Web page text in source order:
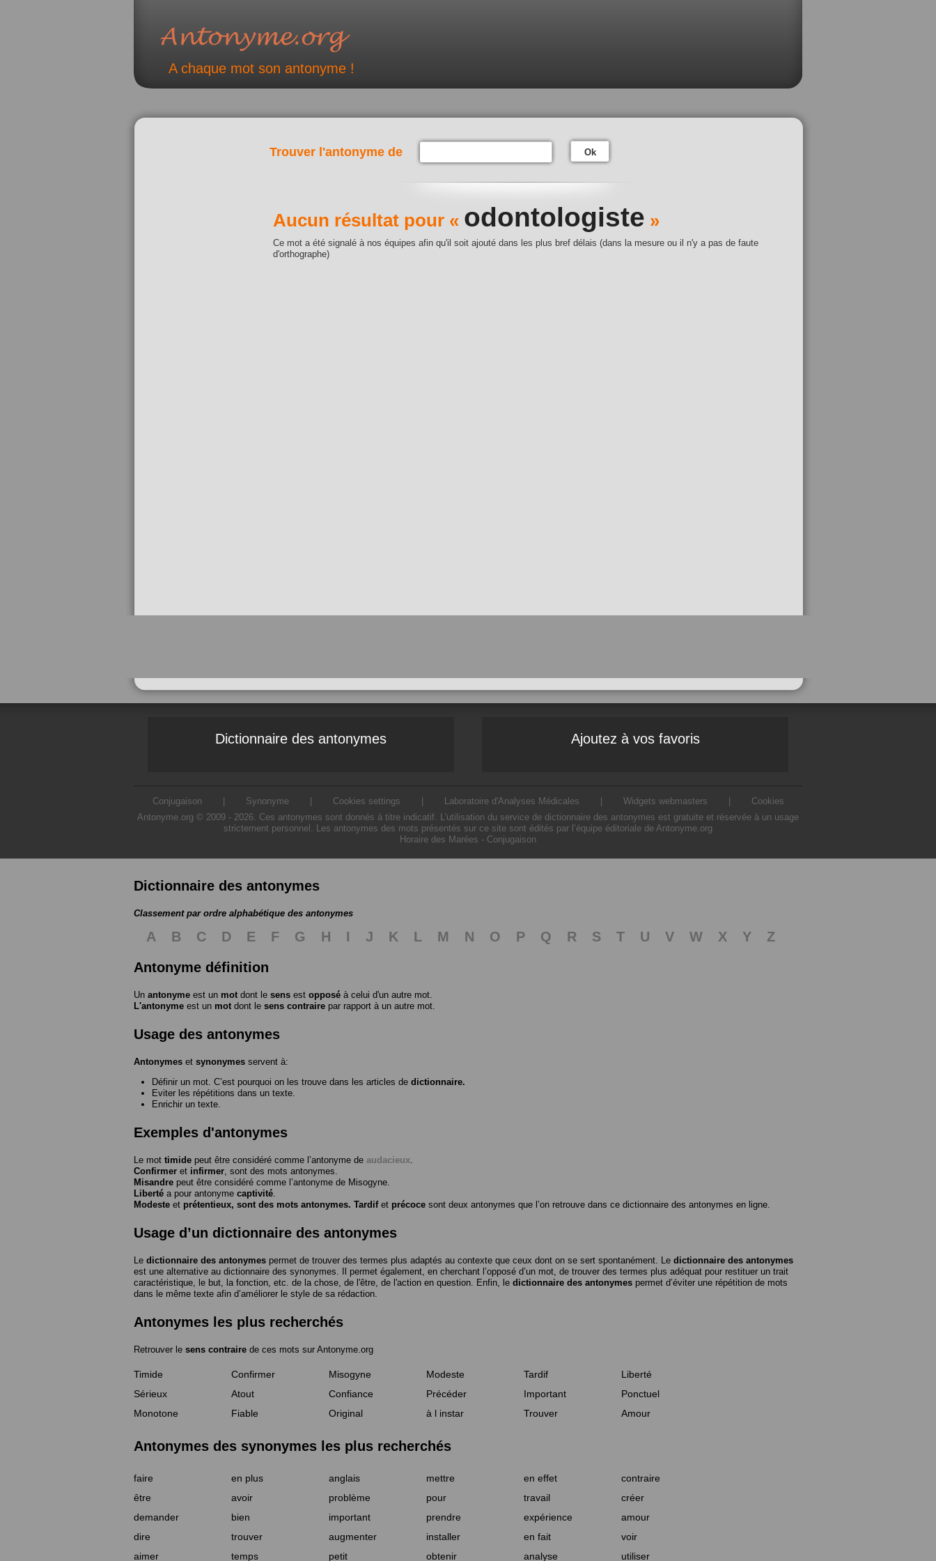
A chaque mot son antonyme !
Trouver l'antonyme de Ok
Aucun résultat pour « odontologiste »
Ce mot a été signalé à nos équipes afin qu'il soit ajouté dans les plus bref délais (dans la mesure ou il n'y a pas de faute
d'orthographe)
Dictionnaire des antonymes Ajoutez à vos favoris
Conjugaison Synonyme Cookies settings Laboratoire d'Analyses Médicales Widgets webmasters
Cookies
Antonyme.org © 2009 - 2026. Ces antonymes sont donnés à titre indicatif. L'utilisation du service de dictionnaire des antonymes est gratuite et réservée à un usage
strictement personnel. Les antonymes des mots présentés sur ce site sont édités par l’équipe éditoriale de Antonyme.org
Horaire des Marées - Conjugaison
Dictionnaire des antonymes
Classement par ordre alphabétique des antonymes
A B C D E F G H I J K L M N O P Q R S T U V W X Y
Z
Antonyme définition
Un antonyme est un mot dont le sens est opposé à celui d'un autre mot.
L'antonyme est un mot dont le sens contraire par rapport à un autre mot.
Usage des antonymes
Antonymes et synonymes servent à:
Définir un mot. C’est pourquoi on les trouve dans les articles de dictionnaire.
Eviter les répétitions dans un texte.
Enrichir un texte.
Exemples d'antonymes
Le mot timide peut être considéré comme l’antonyme de audacieux
Confirmer et infirmer , sont des mots antonymes.
Misandre peut être considéré comme l’antonyme de Misogyne
Liberté a pour antonyme captivité
Modeste et prétentieux, sont des mots antonymes. Tardifet précoce sont deux antonymes que l’on retrouve dans ce dictionnaire des antonymes en ligne.
Usage d’un dictionnaire des antonymes
Le dictionnaire des antonymes permet de trouver des termes plus adaptés au contexte que ceux dont on se sert spontanément. Le dictionnaire des antonymes
est une alternative au dictionnaire des synonymes. Il permet également, en cherchant l’opposé d’un mot, de trouver des termes plus adéquat pour restituer un trait
caractéristique, le but, la fonction, etc. de la chose, de l'être, de l'action en question. Enfin, le dictionnaire des antonymes permet d’éviter une répétition de mots
dans le même texte afin d’améliorer le style de sa rédaction.
Antonymes les plus recherchés
Retrouver le sens contraire de ces mots sur Antonyme.org
Timide Confirmer Misogyne Modeste Tardif
Liberté
Sérieux
Atout Confiance Précéder Important
Ponctuel
Monotone
Fiable Original à l instar Trouver Amour
Antonymes des synonymes les plus recherchés
faire en plus anglais mettre en effet
contraire
être
avoir problème pour travail
créer
demander
bien important prendre expérience
amour
dire
trouver augmenter installer en fait
voir
aimer
temps petit obtenir analyse utiliser